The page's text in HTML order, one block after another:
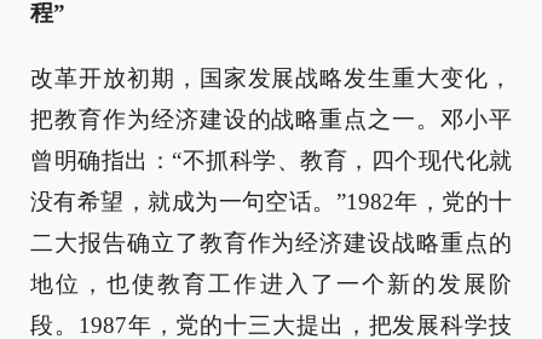
程”
改革开放初期，国家发展战略发生重大变化，
把教育作为经济建设的战略重点之一。邓小平
曾明确指出：“不抓科学、教育，四个现代化就
没有希望，就成为一句空话。”1982年，党的十
二大报告确立了教育作为经济建设战略重点的
地位，也使教育工作进入了一个新的发展阶
段。1987年，党的十三大提出，把发展科学技